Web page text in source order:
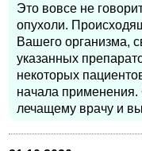
Это вовсе не
опухоли.
Вашего организма,
указанных
некоторых
начала
лечащему врачу и